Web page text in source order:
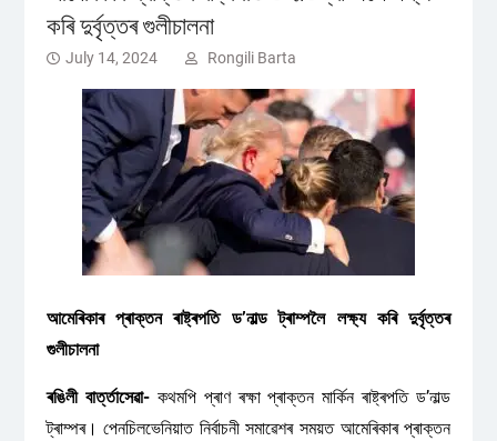
কৰি দুৰ্বৃত্তৰ গুলীচালনা
July 14, 2024 Rongili Barta
আমেৰিকাৰ প্ৰাক্তন ৰাষ্ট্ৰপতি ড’নাল্ড ট্ৰাম্পলৈ লক্ষ্য কৰি দুৰ্বৃত্তৰ
গুলীচালনা
ৰঙিলী বাৰ্ত্তাসেৱা-কথমপি প্ৰাণ ৰক্ষা প্ৰাক্তন মাৰ্কিন ৰাষ্ট্ৰপতি ড’নাল্ড
ট্ৰাম্পৰ। পেনচিলভেনিয়াত নিৰ্বাচনী সমাৱেশৰ সময়ত আমেৰিকাৰ প্ৰাক্তন